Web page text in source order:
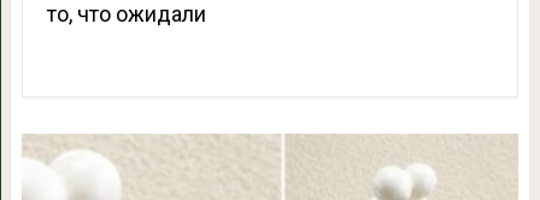
то, что ожидали